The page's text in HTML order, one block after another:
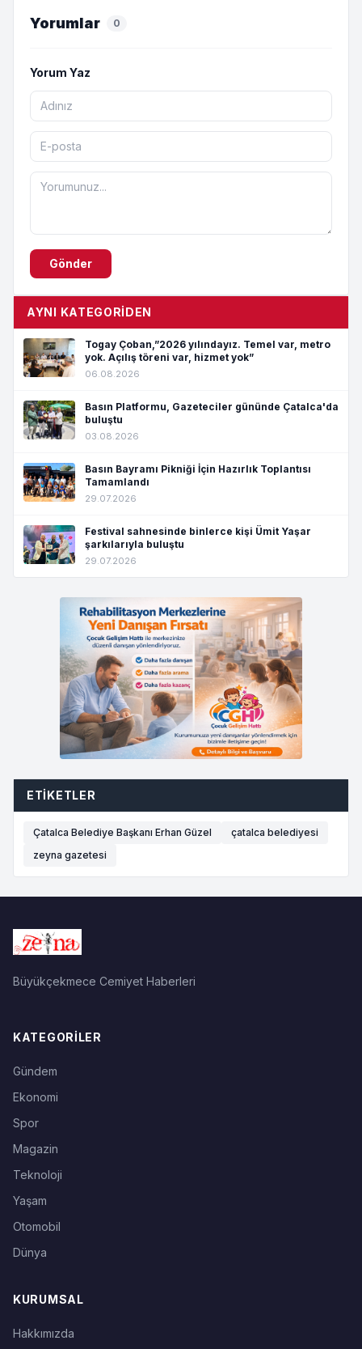
Yorumlar 0
Yorum Yaz
Gönder
AYNI KATEGORIDEN
Togay Çoban,”2026 yılındayız. Temel var, metro
yok. Açılış töreni var, hizmet yok”
06.08.2026
Basın Platformu, Gazeteciler gününde Çatalca'da
buluştu
03.08.2026
Basın Bayramı Pikniği İçin Hazırlık Toplantısı
Tamamlandı
29.07.2026
Festival sahnesinde binlerce kişi Ümit Yaşar
şarkılarıyla buluştu
29.07.2026
ETIKETLER
Çatalca Belediye Başkanı Erhan Güzel
çatalca belediyesi
zeyna gazetesi
Büyükçekmece Cemiyet Haberleri
KATEGORILER
Gündem
Ekonomi
Spor
Magazin
Teknoloji
Yaşam
Otomobil
Dünya
KURUMSAL
Hakkımızda